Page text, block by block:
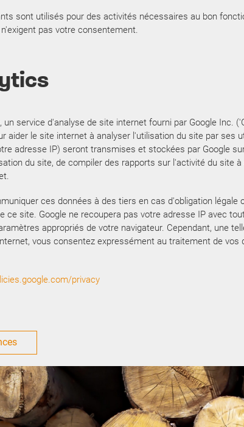
sont utilisés pour des activités nécessaires au bon
pas votre consentement.
un service d'analyse de site internet fourni par Google Inc.
aider le site internet à analyser l'utilisation du site par
adresse IP) seront transmises et stockées par Google
du site, de compiler des rapports sur l'activité du
ces données à des tiers en cas d'obligation
ce site. Google ne recoupera pas votre adresse IP avec
appropriés de votre navigateur. Cependant, une
vous consentez expressément au traitement de
privacy